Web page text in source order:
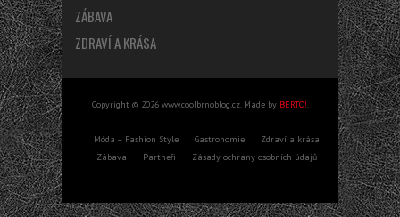
ZÁBAVA
ZDRAVÍ A KRÁSA
Copyright © 2026 www.coolbrnoblog.cz. Made by BERTO!
Móda – Fashion Style Gastronomie
Zdraví a krása
Zábava
Partneři Zásady ochrany osobních údajů